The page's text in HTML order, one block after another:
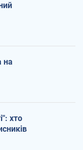
на
хто